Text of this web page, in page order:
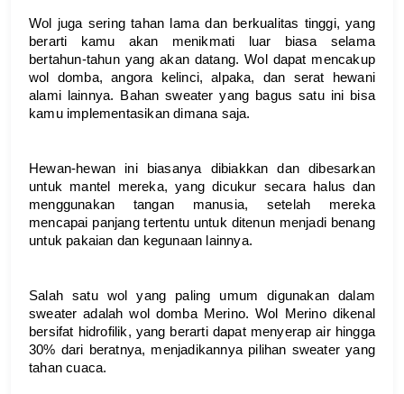
Wol juga sering tahan lama dan berkualitas tinggi, yang
berarti kamu akan menikmati luar biasa selama
bertahun-tahun yang akan datang. Wol dapat mencakup
wol domba, angora kelinci, alpaka, dan serat hewani
alami lainnya. Bahan sweater yang bagus satu ini bisa
kamu implementasikan dimana saja.
Hewan-hewan ini biasanya dibiakkan dan dibesarkan
untuk mantel mereka, yang dicukur secara halus dan
menggunakan tangan manusia, setelah mereka
mencapai panjang tertentu untuk ditenun menjadi benang
untuk pakaian dan kegunaan lainnya.
Salah satu wol yang paling umum digunakan dalam
sweater adalah wol domba Merino. Wol Merino dikenal
bersifat hidrofilik, yang berarti dapat menyerap air hingga
30% dari beratnya, menjadikannya pilihan sweater yang
tahan cuaca.